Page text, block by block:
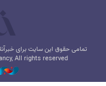
تمامی حقوق این سایت برای
All rights reserved